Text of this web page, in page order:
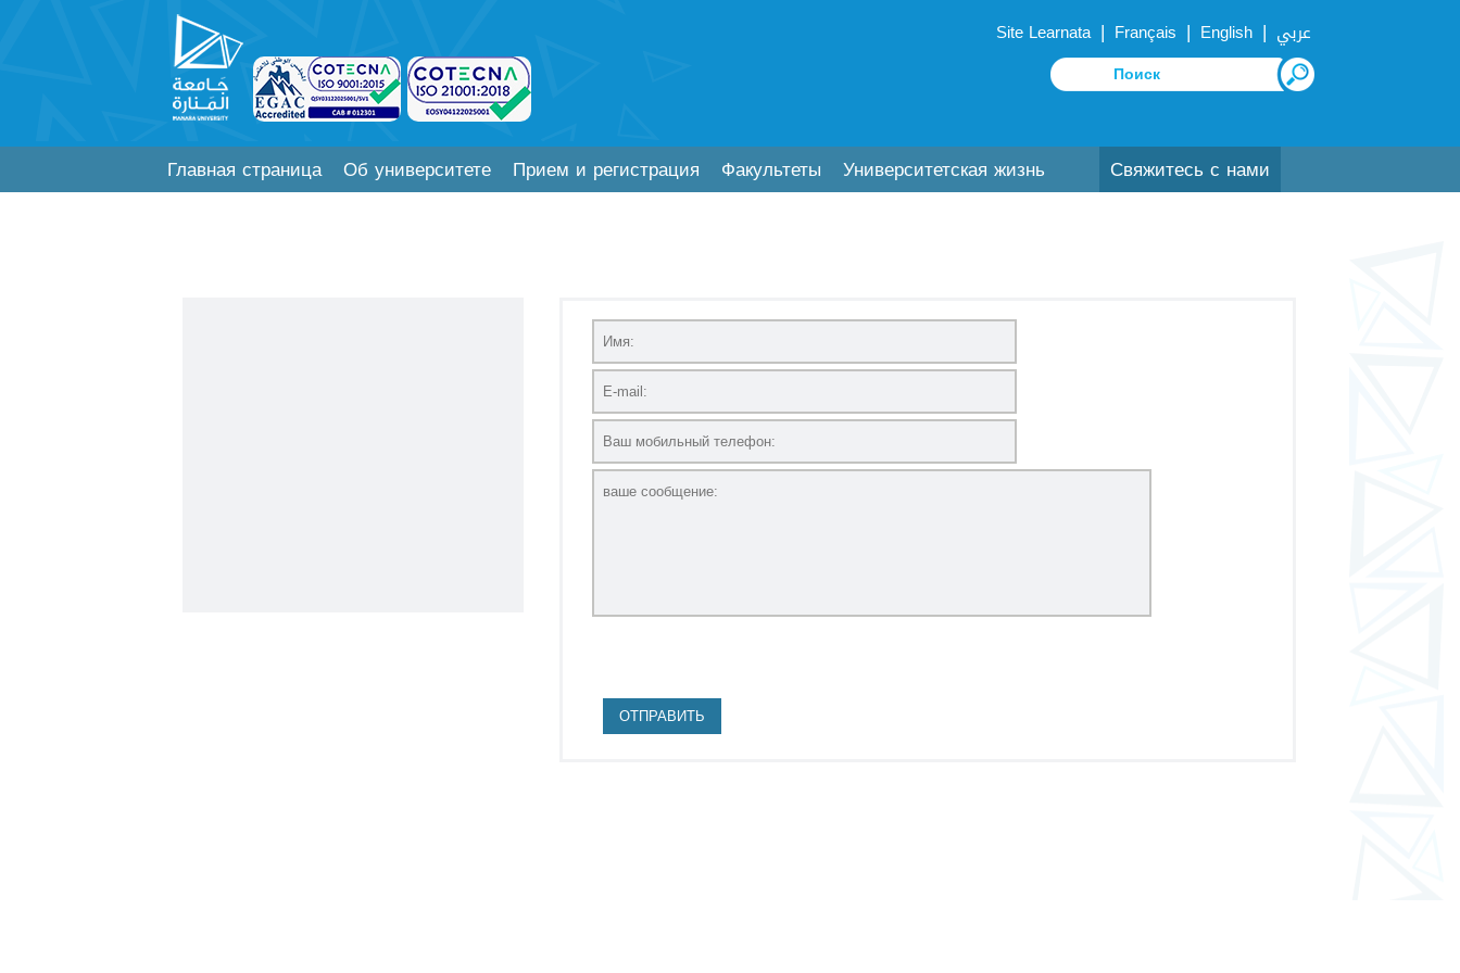
Site Learnata | Français | English | عربي
Главная страница Об университете Прием и регистрация Факультеты Университетская жизнь Свяжитесь с нами